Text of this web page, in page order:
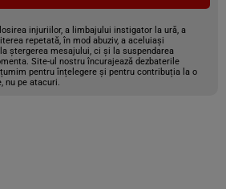
injuriilor, a limbajului instigator la ură, a
repetată, în mod abuziv, a aceluiași
ștergerea mesajului, ci și la suspendarea
Site-ul nostru încurajează dezbaterile
pentru înțelegere și pentru contribuția la o
nu pe atacuri.